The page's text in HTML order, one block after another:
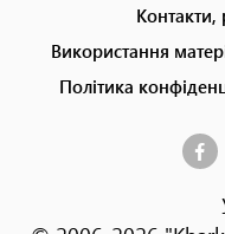
menu
Контакти,
Використання
Політика